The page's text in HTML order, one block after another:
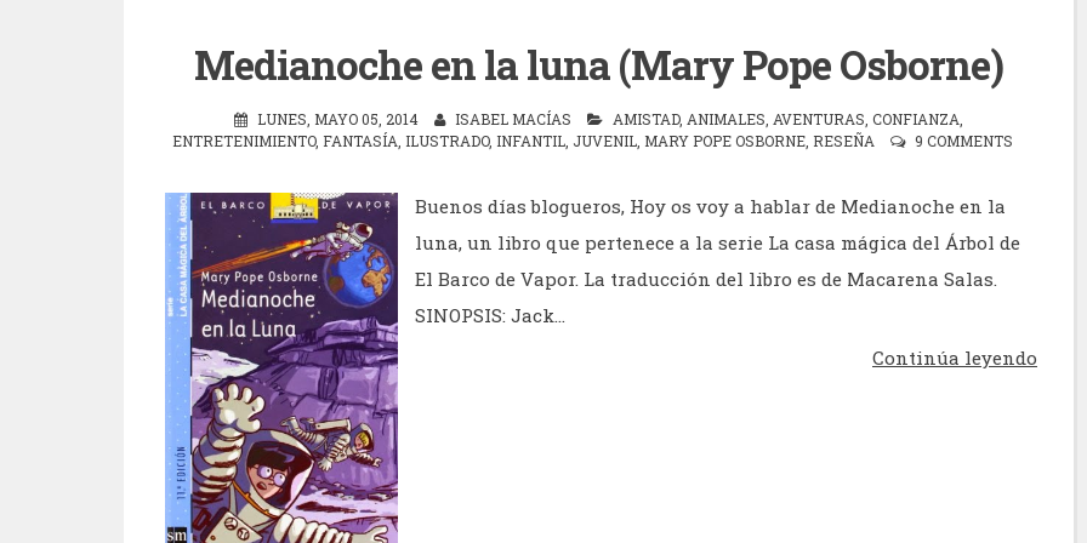
Medianoche en la luna (Mary Pope Osborne)
LUNES, MAYO 05, 2014 ISABEL MACÍAS AMISTAD, ANIMALES AVENTURAS CONFIANZA
ENTRETENIMIENTO, FANTASÍA ILUSTRADO, INFANTIL JUVENIL MARY POPE OSBORNE RESEÑA 9 COMMENTS
Buenos días blogueros, Hoy os voy a hablar de Medianoche en la
luna, un libro que pertenece a la serie La casa mágica del Árbol de
El Barco de Vapor. La traducción del libro es de Macarena Salas.
SINOPSIS: Jack...
Continúa leyendo